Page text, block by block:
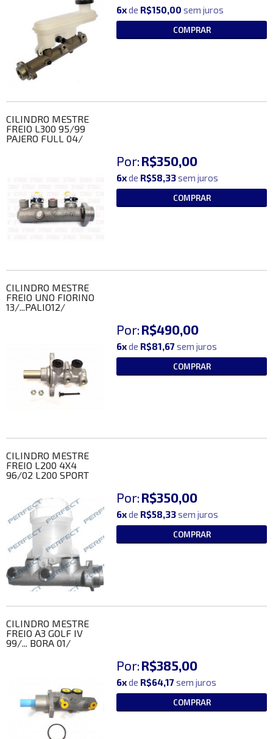
6xde R$150,00 sem juros
COMPRAR
CILINDRO MESTRE
FREIO L300 95/99
PAJERO FULL 04/
Por: R$350,00
6xde R$58,33sem juros
COMPRAR
CILINDRO MESTRE
FREIO UNO FIORINO
13/...PALIO12/
Por: R$490,00
6xde R$81,67 sem juros
COMPRAR
CILINDRO MESTRE
FREIO L200 4X4
96/02 L200 SPORT
Por: R$350,00
6xde R$58,33sem juros
COMPRAR
CILINDRO MESTRE
FREIO A3 GOLF IV
99/... BORA 01/
Por: R$385,00
6xde R$64,17 sem juros
COMPRAR